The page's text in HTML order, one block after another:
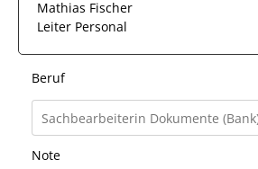
Mathias Fischer
Leiter Personal
Beruf
Note